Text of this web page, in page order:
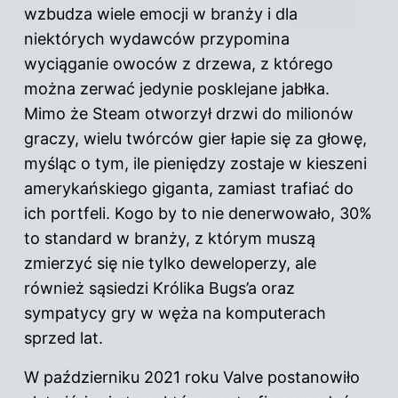
wzbudza wiele emocji w branży i dla
niektórych wydawców przypomina
wyciąganie owoców z drzewa, z którego
można zerwać jedynie posklejane jabłka.
Mimo że Steam otworzył drzwi do milionów
graczy, wielu twórców gier łapie się za głowę,
myśląc o tym, ile pieniędzy zostaje w kieszeni
amerykańskiego giganta, zamiast trafiać do
ich portfeli. Kogo by to nie denerwowało, 30%
to standard w branży, z którym muszą
zmierzyć się nie tylko deweloperzy, ale
również sąsiedzi Królika Bugs’a oraz
sympatycy gry w węża na komputerach
sprzed lat.
W październiku 2021 roku Valve postanowiło